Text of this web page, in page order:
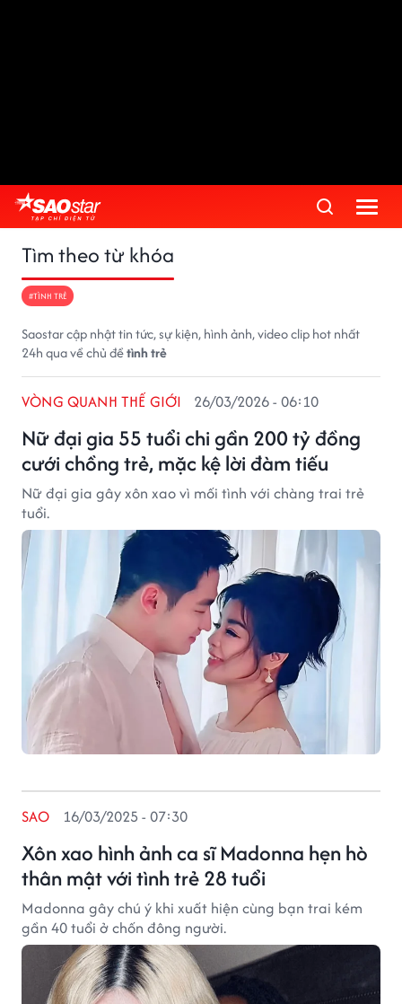
Tìm theo từ khóa
#TÌNH TRẺ
Saostar cập nhật tin tức, sự kiện, hình ảnh, video clip hot nhất
24h qua về chủ đềtình trẻ
Nữ đại gia 55 tuổi chi gần 200 tỷ đồng
cưới chồng trẻ, mặc kệ lời đàm tiếu
VÒNG QUANH THẾ GIỚI 26/03/2026 - 06:10
Nữ đại gia gây xôn xao vì mối tình với chàng trai trẻ
tuổi.
Xôn xao hình ảnh ca sĩ Madonna hẹn hò
thân mật với tình trẻ 28 tuổi
SAO 16/03/2025 - 07:30
Madonna gây chú ý khi xuất hiện cùng bạn trai kém
gần 40 tuổi ở chốn đông người.